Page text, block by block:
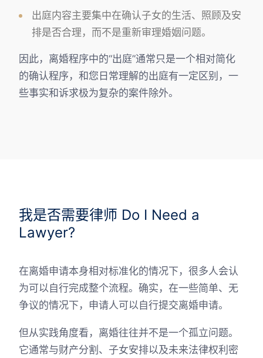
出庭内容主要集中在确认子女的生活、照顾及安
排是否合理，而不是重新审理婚姻问题。
因此，离婚程序中的“出庭”通常只是一个相对简化
的确认程序，和您日常理解的出庭有一定区别，一
些事实和诉求极为复杂的案件除外。
我是否需要律师 Do I Need a
Lawyer?
在离婚申请本身相对标准化的情况下，很多人会认
为可以自行完成整个流程。确实，在一些简单、无
争议的情况下，申请人可以自行提交离婚申请。
但从实践角度看，离婚往往并不是一个孤立问题。
它通常与财产分割、子女安排以及未来法律权利密